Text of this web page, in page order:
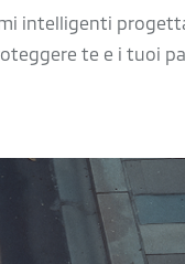
intelligenti
te e i tuoi